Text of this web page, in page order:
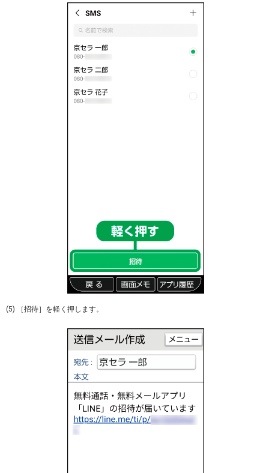
(5) ［招待］を軽く押します。